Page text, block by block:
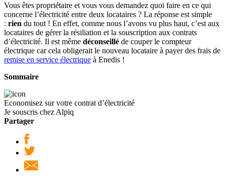
Vous êtes propriétaire et vous vous demandez quoi faire en ce qui
concerne l’électricité entre deux locataires ? La réponse est simple
: rien du tout ! En effet, comme nous l’avons vu plus haut, c’est aux
locataires de gérer la résiliation et la souscription aux contrats
d’électricité. Il est même déconseillé de couper le compteur
électrique car cela obligerait le nouveau locataire à payer des frais de
remise en service électrique à Enedis !
Sommaire
Economisez sur votre contrat d’électricité
Je souscris chez Alpiq
Partager